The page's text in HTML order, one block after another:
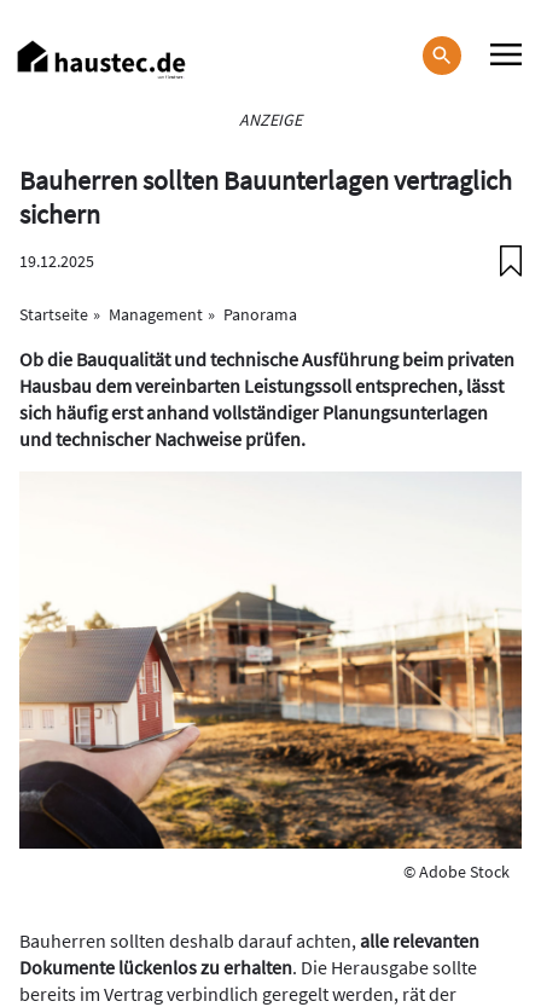
zum
Inhalt
ANZEIGE
Bauherren sollten Bauunterlagen vertraglich
sichern
19.12.2025
Startseite Management Panorama
Ob die Bauqualität und technische Ausführung beim privaten
Hausbau dem vereinbarten Leistungssoll entsprechen, lässt
sich häufig erst anhand vollständiger Planungsunterlagen
und technischer Nachweise prüfen.
© Adobe Stock
Bauherren sollten deshalb darauf achten,alle relevanten
Dokumente lückenlos zu erhalten. Die Herausgabe sollte
bereits im Vertrag verbindlich geregelt werden, rät der